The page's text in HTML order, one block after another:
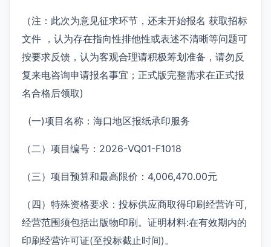
（注：此次为意见征求环节，还未开始报名 获取招标
文件 ，认为存在指向性排他性或表述不清晰等问题可
按要求反馈，认为客观合理请积极筹划准备，请勿反
复来电咨询申请报名事宜；正式版完整需求在正式报
名合格后领取)
(一)项目名称：海口地区报纸承印服务
（二）项目编号：2026-VQ01-F1018
（三）项目预算和最高限价：4,006,470.00元
（四）特殊资格要求：投标供应商取得印刷经营许可,
经营范围须包括出版物印刷。证明材料:在有效期内的
印刷经营许可证(至投标截止时间)。